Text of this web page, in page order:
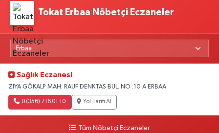
Tokat Erbaa Nöbetçi Eczaneler
Sağlık Eczanesi
ZIYA GÖKALP MAH. RAUF DENKTAS BUL. NO :10 A ERBAA
0 (356) 716 01 10 Yol Tarifi Al
Tüm Nöbetçi Eczaneler